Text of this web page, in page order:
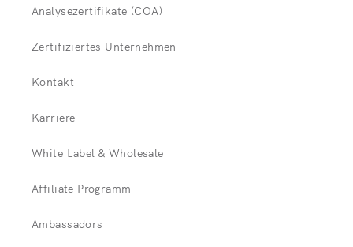
Analysezertifikate (COA)
Zertifiziertes Unternehmen
Kontakt
Karriere
White Label & Wholesale
Affiliate Programm
Ambassadors